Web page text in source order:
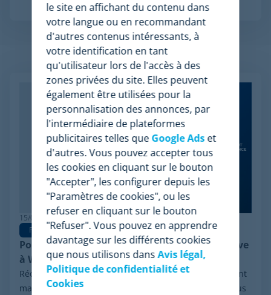
Articles apparentés
15/06/2026
Pricing Software
Pourquoi Minderest est la meilleure alternative
à Wiser en pricing intelligence
Récemment, le secteur a été marqué par un événement
majeur : la procédure de réorganisation financière sous
le site en affichant du contenu dans
votre langue ou en recommandant
d'autres contenus intéressants, à
votre identification en tant
qu'utilisateur lors de l'accès à des
zones privées du site. Elles peuvent
également être utilisées pour la
personnalisation des annonces, par
l'intermédiaire de plateformes
publicitaires telles que Google Adset
d'autres. Vous pouvez accepter tous
les cookies en cliquant sur le bouton
"Accepter", les configurer depuis les
"Paramètres de cookies", ou les
refuser en cliquant sur le bouton
"Refuser". Vous pouvez en apprendre
davantage sur les différents cookies
que nous utilisons dansAvis légal,
Politique de confidentialité et
Cookies